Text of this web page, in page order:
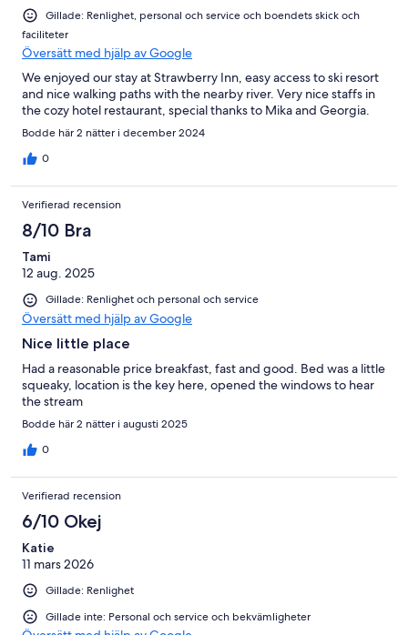
Gillade: Renlighet, personal och service och boendets skick och
faciliteter
Översätt med hjälp av Google
We enjoyed our stay at Strawberry Inn, easy access to ski resort
and nice walking paths with the nearby river. Very nice staffs in
the cozy hotel restaurant, special thanks to Mika and Georgia.
Bodde här 2 nätter i december 2024
0
Verifierad recension
8/10 Bra
Tami
12 aug. 2025
Gillade: Renlighet och personal och service
Översätt med hjälp av Google
Nice little place
Had a reasonable price breakfast, fast and good. Bed was a little
squeaky, location is the key here, opened the windows to hear
the stream
Bodde här 2 nätter i augusti 2025
0
Verifierad recension
6/10 Okej
Katie
11 mars 2026
Gillade: Renlighet
Gillade inte: Personal och service och bekvämligheter